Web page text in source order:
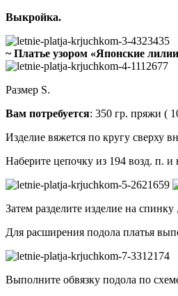
Выкройка.
~ Платье узором «Японские
Размер S.
Вам потребуется: 350 гр. пряжи (
Изделие вяжется по кругу сверху
Наберите цепочку из 194 возд. п. и
Затем разделите изделие на
Для расширения подола платья
Выполните обвязку подола по